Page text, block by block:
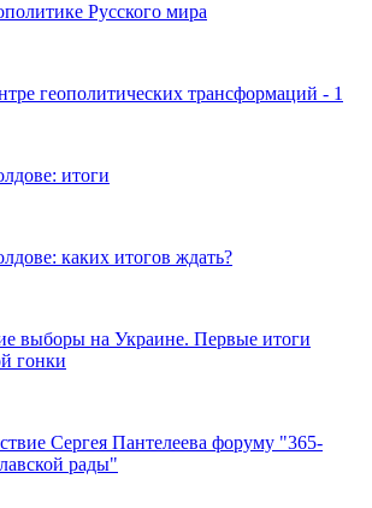
Русского мира
геополитических трансформаций - 1
итоги
каких итогов ждать?
выборы на Украине. Первые итоги
гонки
Сергея Пантелеева форуму "365-
рады"